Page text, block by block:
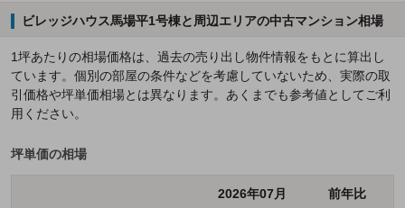
ビレッジハウス馬場平1号棟と周辺エリアの中古マンション相場
1坪あたりの相場価格は、過去の売り出し物件情報をもとに算出し
ています。個別の部屋の条件などを考慮していないため、実際の取
引価格や坪単価相場とは異なります。あくまでも参考値としてご利
用ください。
坪単価の相場
2026年07月 前年比